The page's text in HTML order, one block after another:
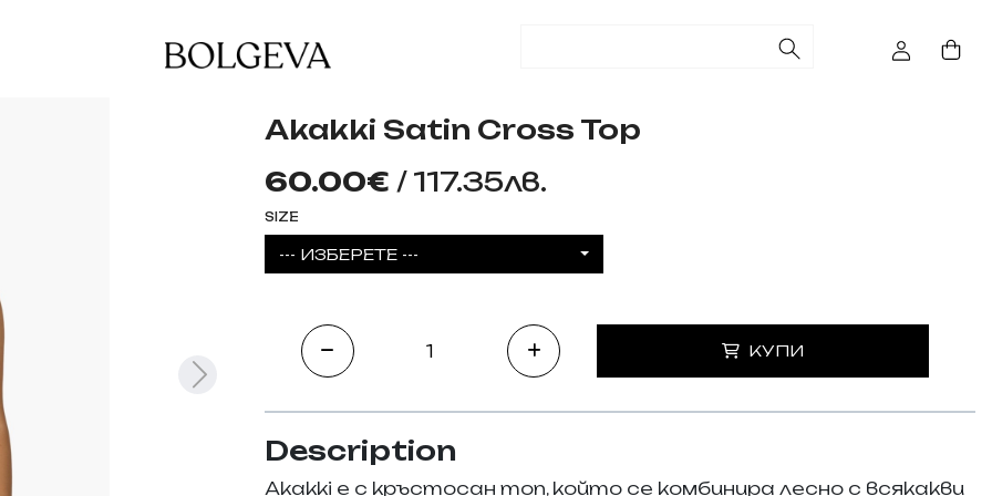
Akakki Satin Cross Top
60.00€ / 117.35лв.
SIZE
--- ИЗБЕРЕТЕ ---
КУПИ
Description
Akakki е с кръстосан топ, който се комбинира лесно с всякакви